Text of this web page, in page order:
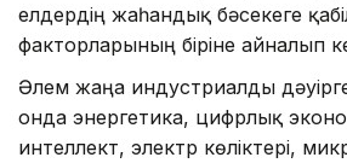
елдердің жаһандық бәсекеге
факторларының біріне айналып
Әлем жаңа индустриалды
онда энергетика, цифрлық
интеллект, электр көліктері,